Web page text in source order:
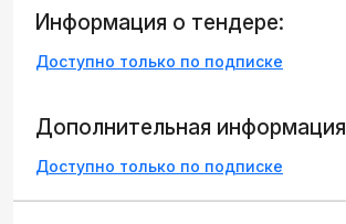
Информация о тендере:
Доступно только по подписке
Дополнительная информация
Доступно только по подписке